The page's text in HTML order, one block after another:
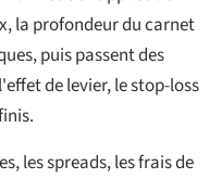
la profondeur du carnet
puis passent des
de levier, le stop-loss
les spreads, les frais de